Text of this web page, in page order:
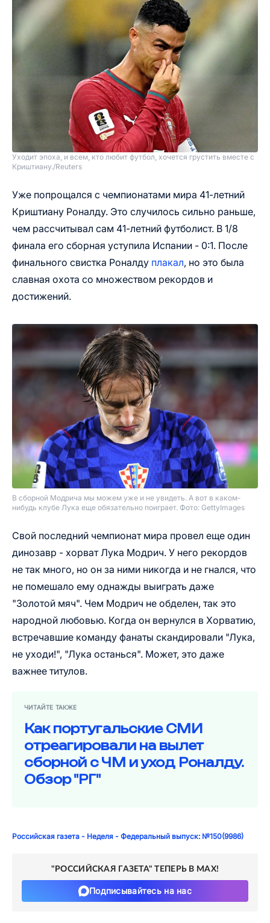
Уходит эпоха, и всем, кто любит футбол, хочется грустить вместе с
Криштиану./Reuters
Уже попрощался с чемпионатами мира 41-летний
Криштиану Роналду. Это случилось сильно раньше,
чем рассчитывал сам 41-летний футболист. В 1/8
финала его сборная уступила Испании - 0:1. После
финального свистка Роналду плакал, но это была
славная охота со множеством рекордов и
достижений.
В сборной Модрича мы можем уже и не увидеть. А вот в каком-
нибудь клубе Лука еще обязательно поиграет. Фото: GettyImages
Свой последний чемпионат мира провел еще один
динозавр - хорват Лука Модрич. У него рекордов
не так много, но он за ними никогда и не гнался, что
не помешало ему однажды выиграть даже
"Золотой мяч". Чем Модрич не обделен, так это
народной любовью. Когда он вернулся в Хорватию,
встречавшие команду фанаты скандировали "Лука,
не уходи!", "Лука останься". Может, это даже
важнее титулов.
ЧИТАЙТЕ ТАКЖЕ
Как португальские СМИ
отреагировали на вылет
сборной с ЧМ и уход Роналду.
Обзор "РГ"
Российская газета - Неделя - Федеральный выпуск: №150(9986)
"РОССИЙСКАЯ ГАЗЕТА" ТЕПЕРЬ В MAX!
Подписывайтесь на нас